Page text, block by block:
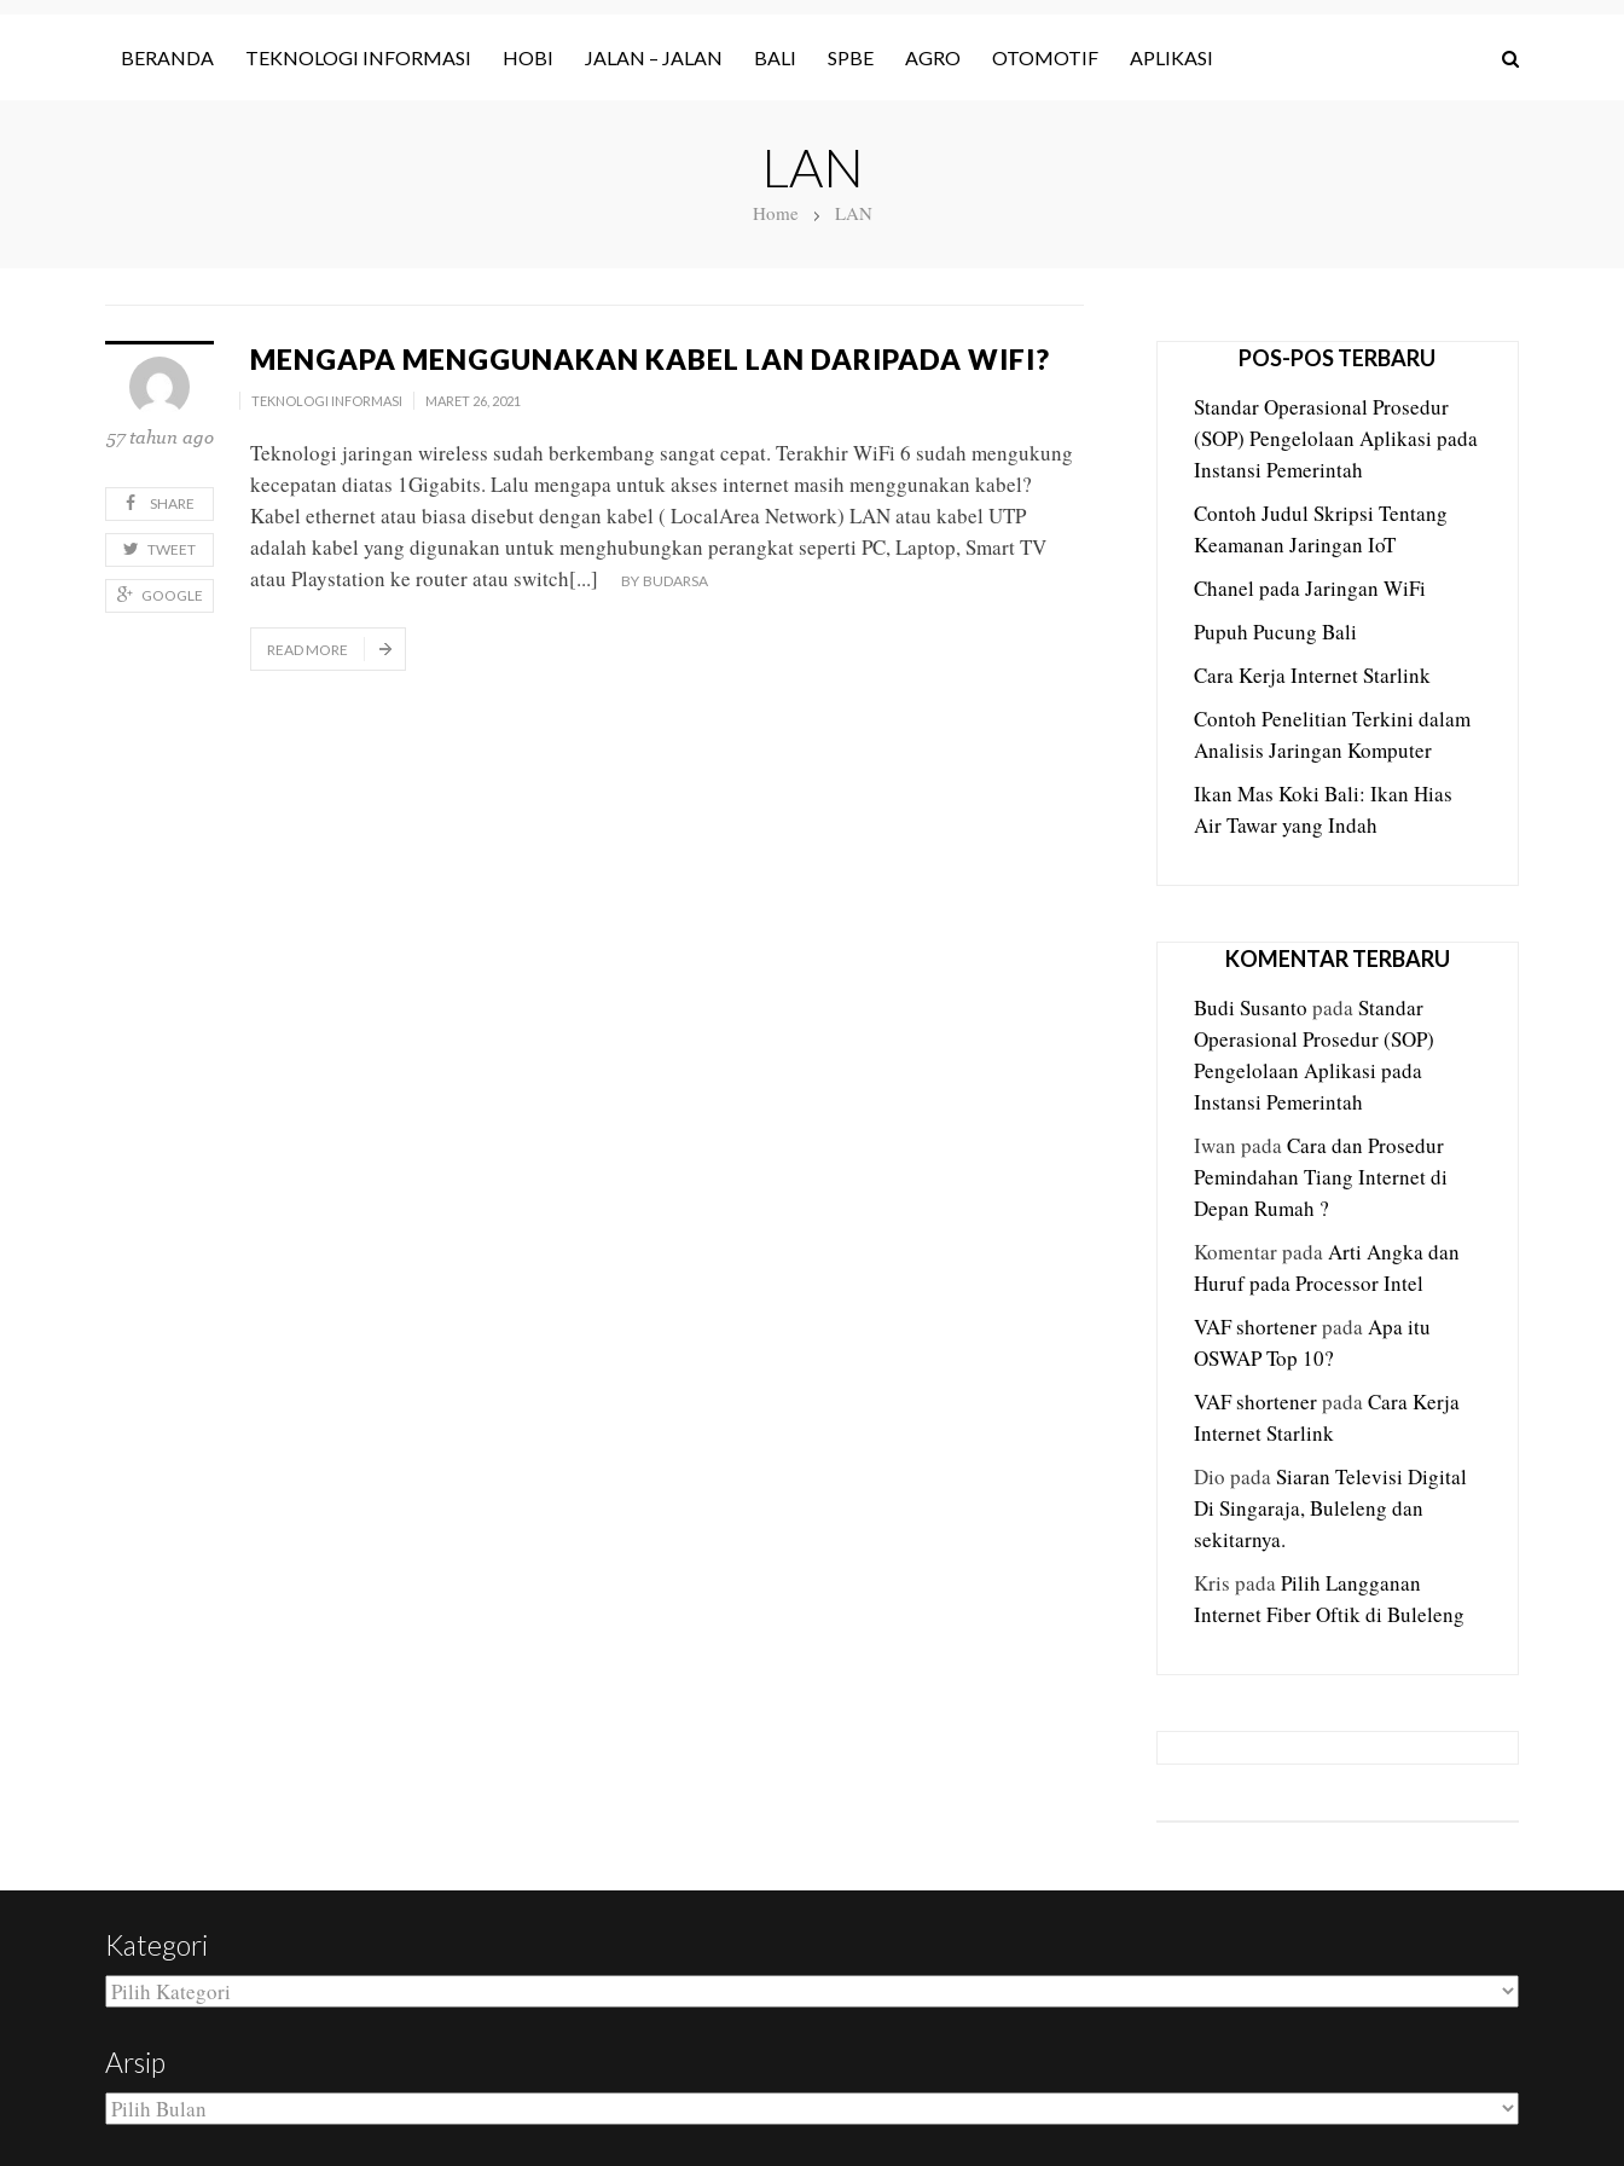
BERANDA TEKNOLOGI INFORMASI HOBI JALAN – JALAN BALI SPBE AGRO OTOMOTIF APLIKASI
LAN
Home LAN
57 tahun ago
SHARE
TWEET
GOOGLE
MENGAPA MENGGUNAKAN KABEL LAN DARIPADA WIFI?
TEKNOLOGI INFORMASI MARET 26, 2021
Teknologi jaringan wireless sudah berkembang sangat cepat. Terakhir WiFi 6 sudah mengukung
kecepatan diatas 1Gigabits. Lalu mengapa untuk akses internet masih menggunakan kabel?
Kabel ethernet atau biasa disebut dengan kabel ( LocalArea Network) LAN atau kabel UTP
adalah kabel yang digunakan untuk menghubungkan perangkat seperti PC, Laptop, Smart TV
atau Playstation ke router atau switch[...] BY BUDARSA
READ MORE
POS-POS TERBARU
Standar Operasional Prosedur
(SOP) Pengelolaan Aplikasi pada
Instansi Pemerintah
Contoh Judul Skripsi Tentang
Keamanan Jaringan IoT
Chanel pada Jaringan WiFi
Pupuh Pucung Bali
Cara Kerja Internet Starlink
Contoh Penelitian Terkini dalam
Analisis Jaringan Komputer
Ikan Mas Koki Bali: Ikan Hias
Air Tawar yang Indah
KOMENTAR TERBARU
Budi Susanto padaStandar
Operasional Prosedur (SOP)
Pengelolaan Aplikasi pada
Instansi Pemerintah
Iwan padaCara dan Prosedur
Pemindahan Tiang Internet di
Depan Rumah ?
KomentarpadaArti Angka dan
Huruf pada Processor Intel
VAF shortenerpadaApa itu
OSWAP Top 10?
VAF shortenerpadaCara Kerja
Internet Starlink
Dio padaSiaran Televisi Digital
Di Singaraja, Buleleng dan
sekitarnya.
Kris padaPilih Langganan
Internet Fiber Oftik di Buleleng
Kategori
Kategori
Arsip
Arsip